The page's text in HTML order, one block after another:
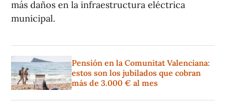
más daños en la infraestructura eléctrica
municipal.
Pensión en la Comunitat Valenciana:
estos son los jubilados que cobran
más de 3.000 € al mes